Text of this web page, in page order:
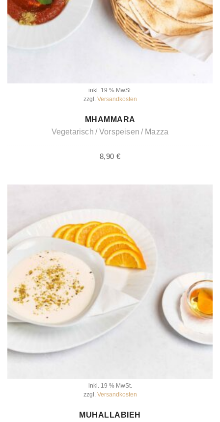
inkl. 19 % MwSt.
zzgl. Versandkosten
IN DEN WARENKORB
MHAMMARA
Vegetarisch
Vorspeisen Mazza
8,90 €
inkl. 19 % MwSt.
zzgl. Versandkosten
IN DEN WARENKORB
MUHALLABIEH